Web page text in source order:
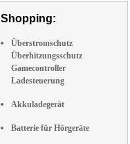
Shopping:
Überstromschutz
Überhitzungsschutz
Gamecontroller
Ladesteuerung
Akkuladegerät
Batterie für Hörgeräte